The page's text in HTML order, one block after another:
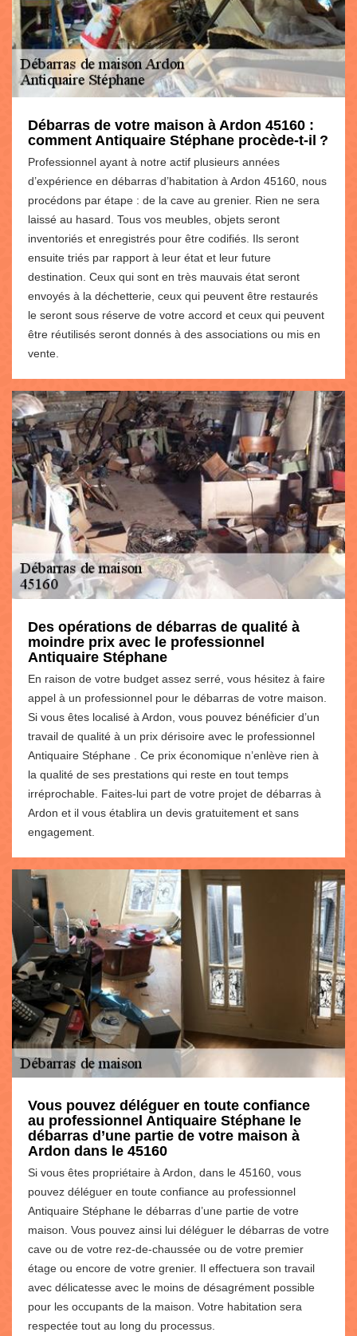
Débarras de votre maison à Ardon 45160 :
comment Antiquaire Stéphane procède-t-il ?
Professionnel ayant à notre actif plusieurs années
d’expérience en débarras d’habitation à Ardon 45160, nous
procédons par étape : de la cave au grenier. Rien ne sera
laissé au hasard. Tous vos meubles, objets seront
inventoriés et enregistrés pour être codifiés. Ils seront
ensuite triés par rapport à leur état et leur future
destination. Ceux qui sont en très mauvais état seront
envoyés à la déchetterie, ceux qui peuvent être restaurés
le seront sous réserve de votre accord et ceux qui peuvent
être réutilisés seront donnés à des associations ou mis en
vente.
Des opérations de débarras de qualité à
moindre prix avec le professionnel
Antiquaire Stéphane
En raison de votre budget assez serré, vous hésitez à faire
appel à un professionnel pour le débarras de votre maison.
Si vous êtes localisé à Ardon, vous pouvez bénéficier d’un
travail de qualité à un prix dérisoire avec le professionnel
Antiquaire Stéphane . Ce prix économique n’enlève rien à
la qualité de ses prestations qui reste en tout temps
irréprochable. Faites-lui part de votre projet de débarras à
Ardon et il vous établira un devis gratuitement et sans
engagement.
Vous pouvez déléguer en toute confiance
au professionnel Antiquaire Stéphane le
débarras d’une partie de votre maison à
Ardon dans le 45160
Si vous êtes propriétaire à Ardon, dans le 45160, vous
pouvez déléguer en toute confiance au professionnel
Antiquaire Stéphane le débarras d’une partie de votre
maison. Vous pouvez ainsi lui déléguer le débarras de votre
cave ou de votre rez-de-chaussée ou de votre premier
étage ou encore de votre grenier. Il effectuera son travail
avec délicatesse avec le moins de désagrément possible
pour les occupants de la maison. Votre habitation sera
respectée tout au long du processus.